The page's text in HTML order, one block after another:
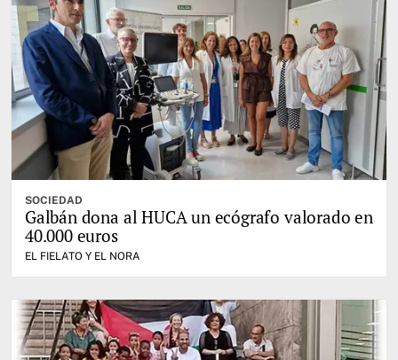
SOCIEDAD
Galbán dona al HUCA un ecógrafo valorado en
40.000 euros
EL FIELATO Y EL NORA